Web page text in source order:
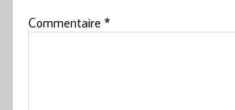
Commentaire*